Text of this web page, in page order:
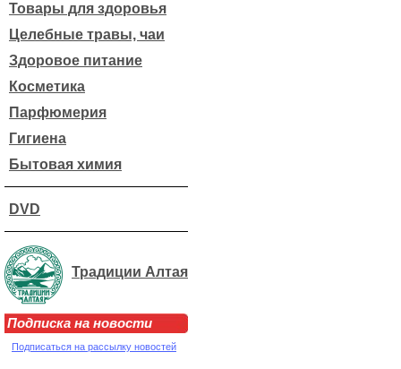
Товары для здоровья
Целебные травы, чаи
Здоровое питание
Косметика
Парфюмерия
Гигиена
Бытовая химия
DVD
Традиции Алтая
Подписка на новости
Подписаться на рассылку новостей